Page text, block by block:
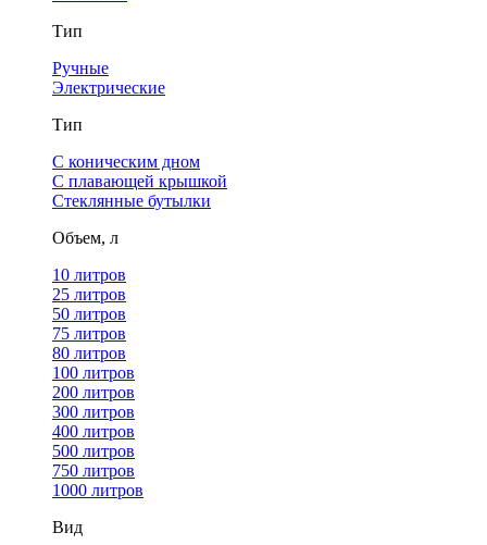
Тип
Ручные
Электрические
Тип
С коническим дном
С плавающей крышкой
Стеклянные бутылки
Объем, л
10 литров
25 литров
50 литров
75 литров
80 литров
100 литров
200 литров
300 литров
400 литров
500 литров
750 литров
1000 литров
Вид